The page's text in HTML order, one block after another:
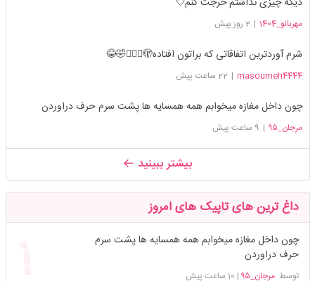
مهربانو_1404 | 2 روز پیش
شرم آوردترین اتفاقاتی که براتون افتاده🫣🤦🏻‍♀️🤣😂
masoumeh4444
| 22 ساعت پیش
چون داخل مغازه میخوابم همه همسایه ها پشت سرم حرف دراوردن
مرجان_۹۵ | 9 ساعت پیش
بیشتر ببینید
داغ ترین های تاپیک های امروز
چون داخل مغازه میخوابم همه همسایه ها پشت سرم
حرف دراوردن
توسطمرجان_۹۵ | 10 ساعت پیش